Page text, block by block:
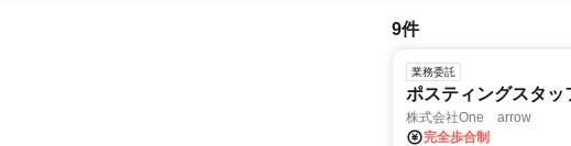
9件
業務委託
ポスティングスタッ
株式会社One arrow
完全歩合制